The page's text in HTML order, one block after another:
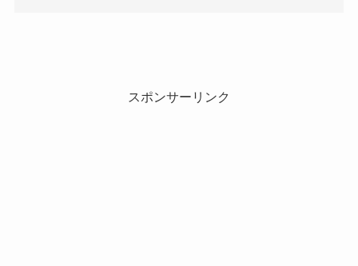
スポンサーリンク